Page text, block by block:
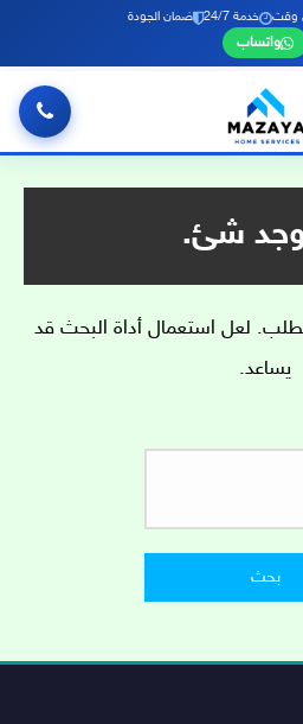
وقت خدمة 24/7 ضمان الجودة
واتساب
شئ.
تطلب. لعل استعمال أداة البحث قد
يساعد.